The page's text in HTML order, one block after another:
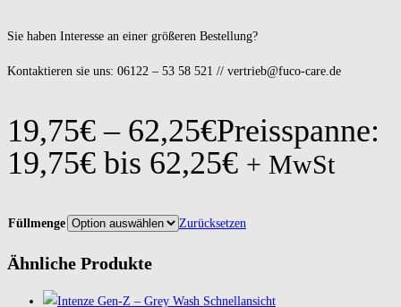
Sie haben Interesse an einer größeren Bestellung?
Kontaktieren sie uns: 06122 – 53 58 521 // vertrieb@fuco-care.de
19,75€ – 62,25€Preisspanne:
19,75€ bis 62,25€ + MwSt
Füllmenge Zurücksetzen
Ähnliche Produkte
Schnellansicht